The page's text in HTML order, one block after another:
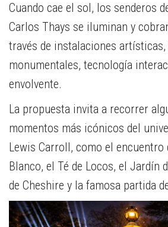
Cuando cae el sol, los senderos
Carlos Thays se iluminan y
través de instalaciones
monumentales, tecnología
envolvente.
La propuesta invita a recorrer
momentos más icónicos del
Lewis Carroll, como el encuentro
Blanco, el Té de Locos, el Jardín
de Cheshire y la famosa partida